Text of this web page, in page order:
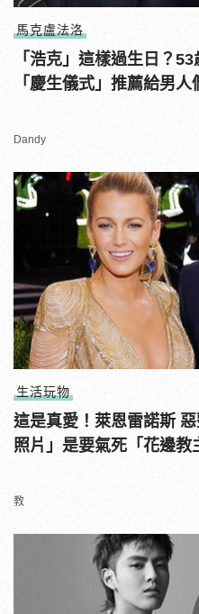
馬克盧法洛
「浩克」這樣過生日？
「慶生儀式」推薦給男人
Dandy
生活玩物
這是真愛！萊恩雷諾斯
照片」是要氣死「花邊教
教